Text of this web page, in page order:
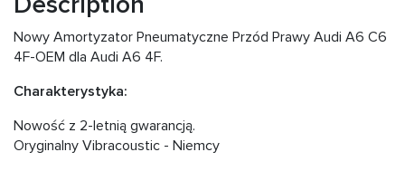
Nowy Amortyzator Pneumatyczne Przód Prawy Audi A6 C6
4F-OEM dla Audi A6 4F.
Charakterystyka:
Nowość z 2-letnią gwarancją.
Oryginalny Vibracoustic - Niemcy